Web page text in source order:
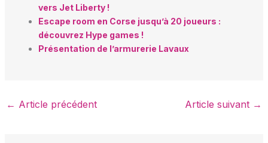
vers Jet Liberty !
Escape room en Corse jusqu’à 20 joueurs :
découvrez Hype games !
Présentation de l’armurerie Lavaux
← Article précédent Article suivant →